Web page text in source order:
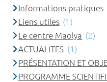
Informations pratiques
Liens utiles (1)
Le centre Maolya (2)
ACTUALITES (1)
PRÉSENTATION ET
PROGRAMME